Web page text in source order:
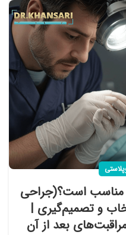
مناسب است؟(جراحی
و تصمیم‌گیری |
بعد از آن